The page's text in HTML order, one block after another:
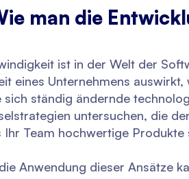
man die
ist in der Welt der
eines Unternehmens
sich ständig ändernde
untersuchen, die
Ihr Team hochwertige
Anwendung dieser Ansätze